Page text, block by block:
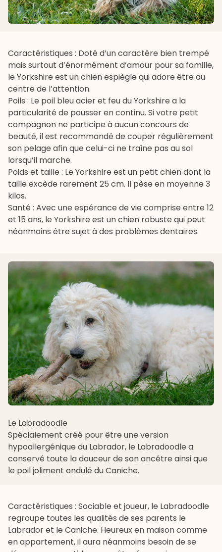
Caractéristiques : Doté d’un caractère bien trempé
mais surtout d’énormément d’amour pour sa famille,
le Yorkshire est un chien espiègle qui adore être au
centre de l’attention.
Poils : Le poil bleu acier et feu du Yorkshire a la
particularité de pousser en continu. Si votre petit
compagnon ne participe à aucun concours de
beauté, il est recommandé de couper régulièrement
son pelage afin que celui-ci ne traîne pas au sol
lorsqu’il marche.
Poids et taille : Le Yorkshire est un petit chien dont la
taille excède rarement 25 cm. Il pèse en moyenne 3
kilos.
Santé : Avec une espérance de vie comprise entre 12
et 15 ans, le Yorkshire est un chien robuste qui peut
néanmoins être sujet à des problèmes dentaires.
Le Labradoodle
Spécialement créé pour être une version
hypoallergénique du Labrador, le Labradoodle a
conservé toute la douceur de son ancêtre ainsi que
le poil joliment ondulé du Caniche.
Caractéristiques : Sociable et joueur, le Labradoodle
regroupe toutes les qualités de ses parents le
Labrador et le Caniche. Heureux en maison comme
en appartement, il aura néanmoins besoin de se